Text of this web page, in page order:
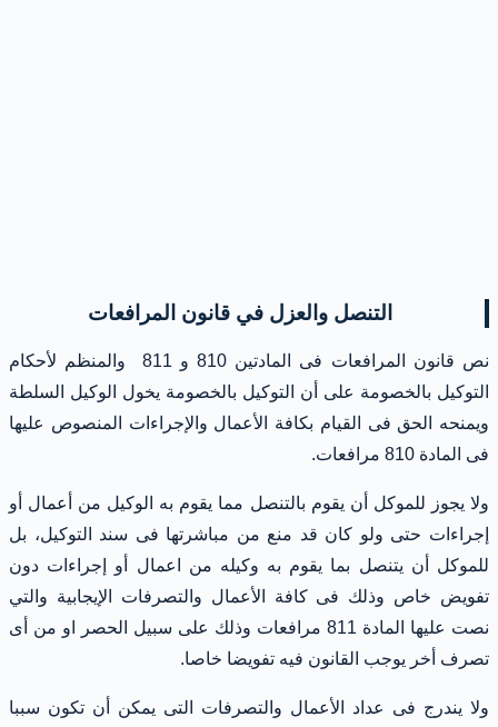
التنصل والعزل في قانون المرافعات
نص قانون المرافعات فى المادتين 810 و 811 والمنظم لأحكام
التوكيل بالخصومة على أن التوكيل بالخصومة يخول الوكيل السلطة
ويمنحه الحق فى القيام بكافة الأعمال والإجراءات المنصوص عليها
فى المادة 810 مرافعات.
ولا يجوز للموكل أن يقوم بالتنصل مما يقوم به الوكيل من أعمال أو
إجراءات حتى ولو كان قد منع من مباشرتها فى سند التوكيل، بل
للموكل أن يتنصل بما يقوم به وكيله من اعمال أو إجراءات دون
تفويض خاص وذلك فى كافة الأعمال والتصرفات الإيجابية والتي
نصت عليها المادة 811 مرافعات وذلك على سبيل الحصر او من أى
تصرف أخر يوجب القانون فيه تفويضا خاصا.
ولا يندرج فى عداد الأعمال والتصرفات التى يمكن أن تكون سببا